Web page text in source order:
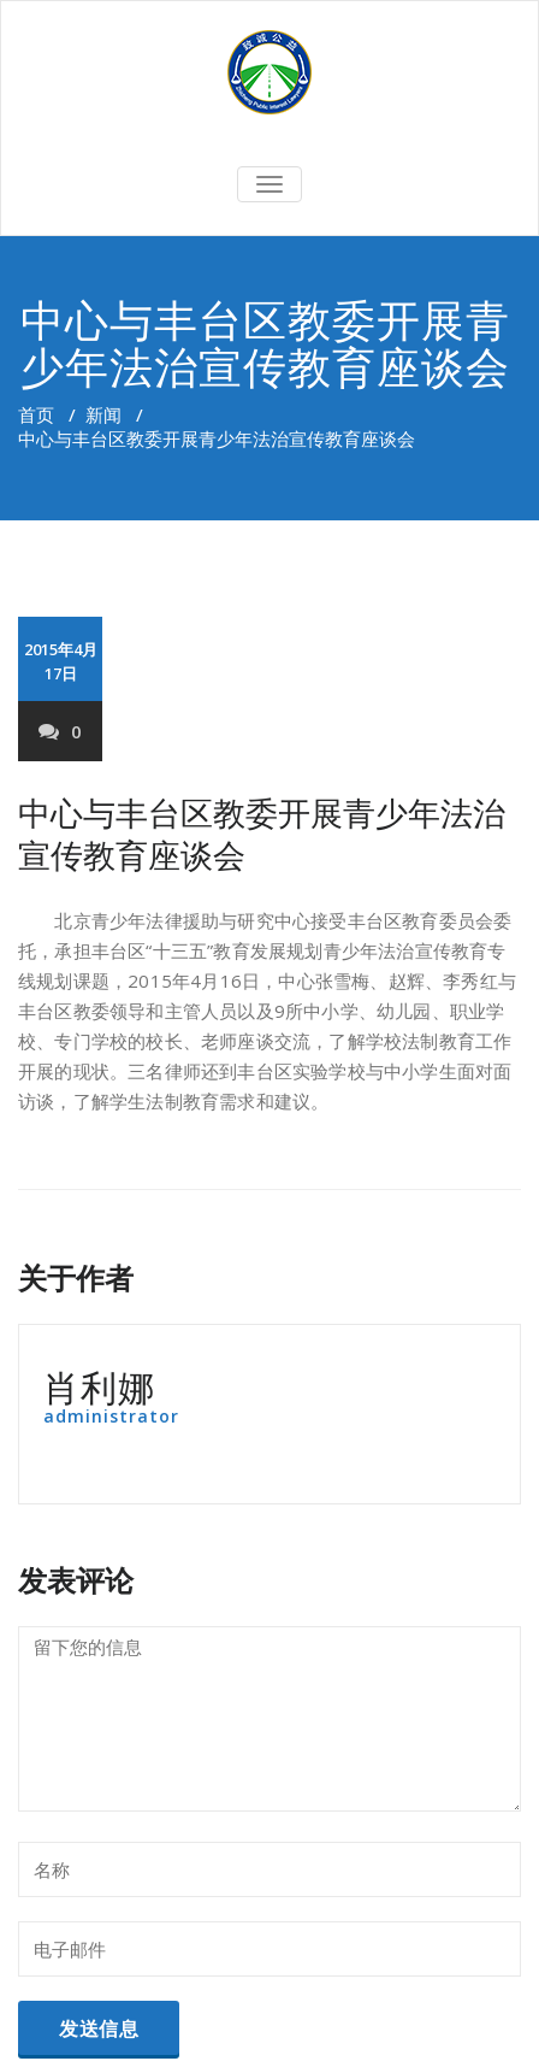
切
换
中心与丰台区教委开展青
少年法治宣传教育座谈会
首页 / 新闻 /
中心与丰台区教委开展青少年法治宣传教育座谈会
2015年4月
17日
0
中心与丰台区教委开展青少年法治
宣传教育座谈会
北京青少年法律援助与研究中心接受丰台区教育委员会委
托，承担丰台区“十三五”教育发展规划青少年法治宣传教育专
线规划课题，2015年4月16日，中心张雪梅、赵辉、李秀红与
丰台区教委领导和主管人员以及9所中小学、幼儿园、职业学
校、专门学校的校长、老师座谈交流，了解学校法制教育工作
开展的现状。三名律师还到丰台区实验学校与中小学生面对面
访谈，了解学生法制教育需求和建议。
关于作者
肖利娜
administrator
发表评论